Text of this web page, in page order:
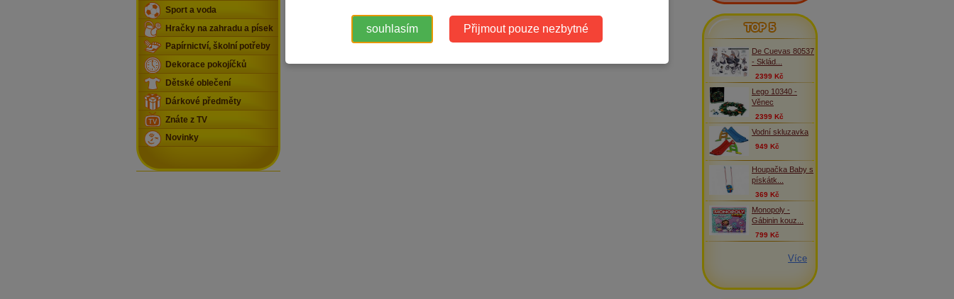
Sport a voda
Hračky na zahradu a písek
Papírnictví, školní potřeby
Dekorace pokojíčků
Dětské oblečení
Dárkové předměty
Znáte z TV
Novinky
TOP 5
De Cuevas 80537
- Sklád...
2399 Kč
Lego 10340 -
Věnec
2399 Kč
Vodní skluzavka
949 Kč
Houpačka Baby s
pískátk...
369 Kč
Monopoly -
Gábinin kouz...
799 Kč
Více
souhlasím Přijmout pouze nezbytné